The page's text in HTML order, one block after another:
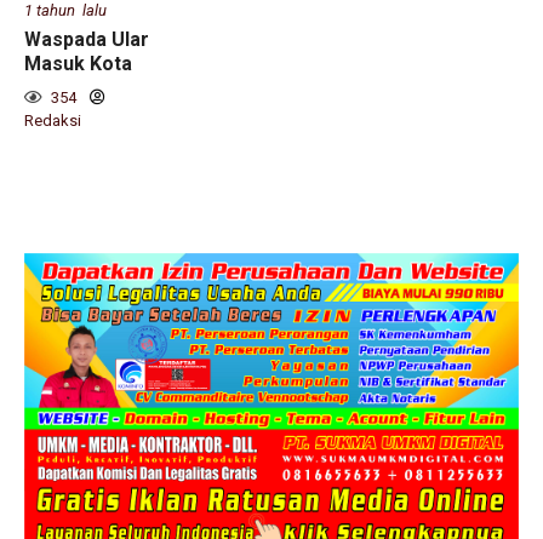
1 tahun lalu
Waspada Ular
Masuk Kota
354
Redaksi